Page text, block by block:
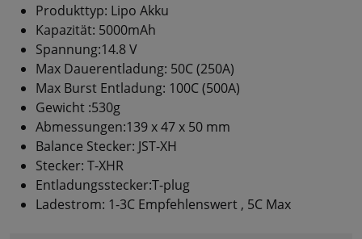
Produkttyp: Lipo Akku
Kapazität: 5000mAh
Spannung:14.8 V
Max Dauerentladung: 50C (250A)
Max Burst Entladung: 100C (500A)
Gewicht :530g
Abmessungen:139 x 47 x 50 mm
Balance Stecker: JST-XH
Stecker: T-XHR
Entladungsstecker:T-plug
Ladestrom: 1-3C Empfehlenswert , 5C Max